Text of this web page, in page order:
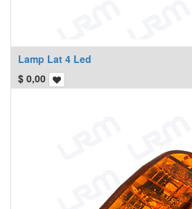
Lamp Lat 4 Led
$ 0,00